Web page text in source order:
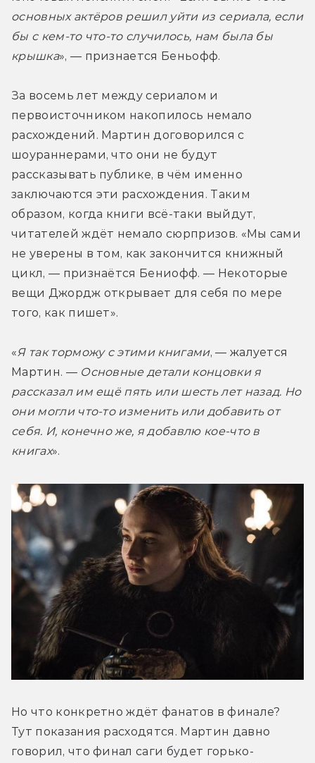
основных актёров решил уйти из сериала, если
бы с кем-то что-то случилось, нам была бы
крышка», — признается Беньофф.
За восемь лет между сериалом и
первоисточником накопилось немало
расхождений. Мартин договорился с
шоураннерами, что они не будут
рассказывать публике, в чём именно
заключаются эти расхождения. Таким
образом, когда книги всё-таки выйдут,
читателей ждёт немало сюрпризов. «Мы сами
не уверены в том, как закончится книжный
цикл, — признаётся Бениофф. — Некоторые
вещи Джордж открывает для себя по мере
того, как пишет».
«Я так торможу с этими книгами, — жалуется
Мартин. — Основные детали концовки я
рассказал им ещё пять или шесть лет назад. Но
они могли что-то изменить или добавить от
себя. И, конечно же, я добавлю кое-что в
книгах».
Но что конкретно ждёт фанатов в финале?
Тут показания расходятся. Мартин давно
говорил, что финал саги будет горько-